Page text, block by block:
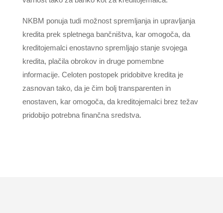
NKBM ponuja tudi možnost spremljanja in upravljanja
kredita prek spletnega bančništva, kar omogoča, da
kreditojemalci enostavno spremljajo stanje svojega
kredita, plačila obrokov in druge pomembne
informacije. Celoten postopek pridobitve kredita je
zasnovan tako, da je čim bolj transparenten in
enostaven, kar omogoča, da kreditojemalci brez težav
pridobijo potrebna finančna sredstva.